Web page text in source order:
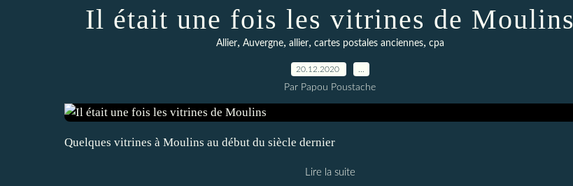
Il était une fois les vitrines de Moulins
Allier, Auvergne, allier, cartes postales anciennes, cpa
20.12.2020
Par Papou Poustache
Quelques vitrines à Moulins au début du siècle dernier
Lire la suite